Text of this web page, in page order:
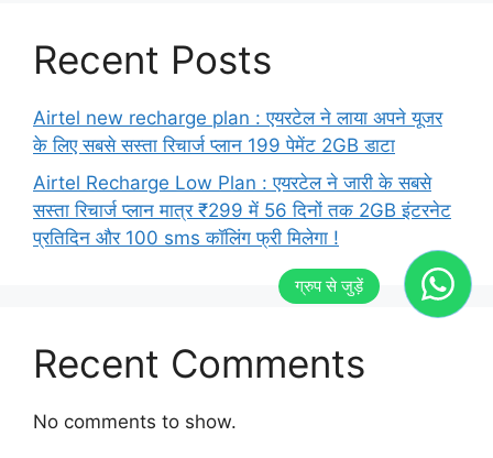
Recent Posts
Airtel new recharge plan : एयरटेल ने लाया अपने यूजर
के लिए सबसे सस्ता रिचार्ज प्लान 199 पेमेंट 2GB डाटा
Airtel Recharge Low Plan : एयरटेल ने जारी के सबसे
सस्ता रिचार्ज प्लान मात्र ₹299 में 56 दिनों तक 2GB इंटरनेट
प्रतिदिन और 100 sms कॉलिंग फ्री मिलेगा !
Recent Comments
No comments to show.